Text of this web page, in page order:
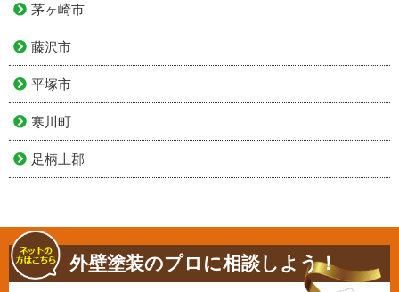
茅ヶ崎市
藤沢市
平塚市
寒川町
足柄上郡
外壁塗装のプロに相談しよう！